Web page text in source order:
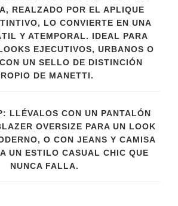
REALZADO POR EL APLIQUE
LO CONVIERTE EN UNA
Y ATEMPORAL. IDEAL PARA
EJECUTIVOS, URBANOS O
UN SELLO DE DISTINCIÓN
DE MANETTI.
LLÉVALOS CON UN PANTALÓN
OVERSIZE PARA UN LOOK
O CON JEANS Y CAMISA
UN ESTILO CASUAL CHIC QUE
NUNCA FALLA.